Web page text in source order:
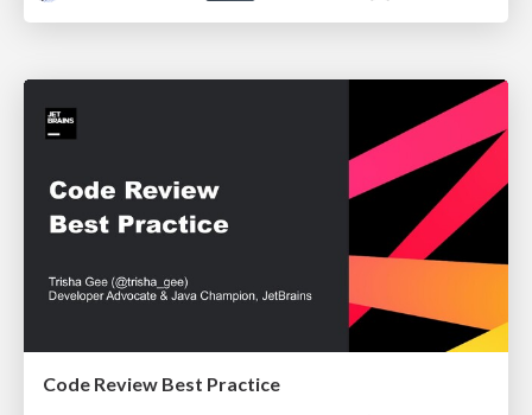
Code Review Best Practice